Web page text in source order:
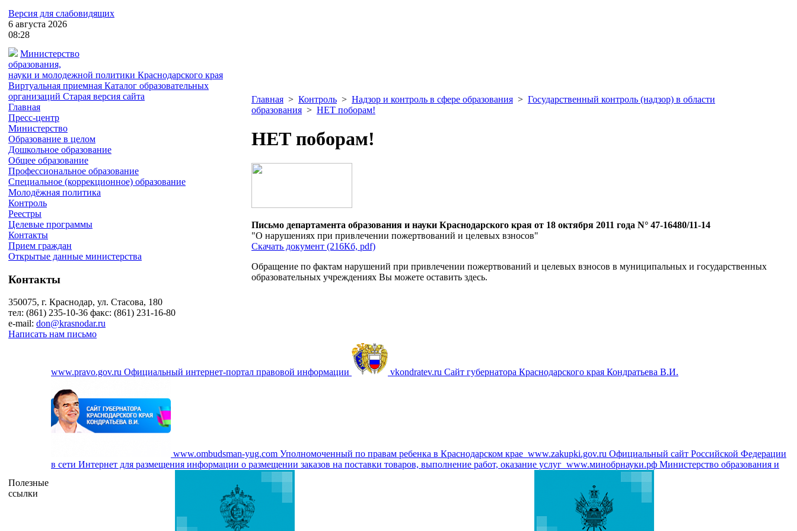
Версия для слабовидящих
6 августа 2026
08:28
Министерство
образования,
науки и молодежной политики Краснодарского края
Виртуальная приемная Каталог образовательных
организаций Старая версия сайта
Главная
Пресс-центр
Министерство
Образование в целом
Дошкольное образование
Общее образование
Профессиональное образование
Специальное (коррекционное) образование
Молодёжная политика
Контроль
Реестры
Целевые программы
Контакты
Прием граждан
Открытые данные министерства
Контакты
350075, г. Краснодар, ул. Стасова, 180
тел: (861) 235-10-36 факс: (861) 231-16-80
e-mail: don@krasnodar.ru
Написать нам письмо
Главная > Контроль > Надзор и контроль в сфере образования > Государственный контроль (надзор) в области
образования > НЕТ поборам!
НЕТ поборам!
Письмо департамента образования и науки Краснодарского края от 18 октября 2011 года N° 47-16480/11-14
"О нарушениях при привлечении пожертвований и целевых взносов"
Скачать документ (216Кб, pdf)
Обращение по фактам нарушений при привлечении пожертвований и целевых взносов в муниципальных и государственных
образовательных учреждениях Вы можете оставить здесь.
Полезные
ссылки
www.pravo.gov.ru Официальный интернет-портал правовой информации vkondratev.ru Сайт губернатора Краснодарского края Кондратьева В.И.
www.ombudsman-yug.com Уполномоченный по правам ребенка в Краснодарском крае www.zakupki.gov.ru Официальный сайт Российской Федерации
в сети Интернет для размещения информации о размещении заказов на поставки товаров, выполнение работ, оказание услуг www.минобрнауки.рф Министерство образования и